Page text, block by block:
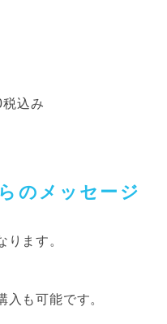
込み
のメッセージ
ます。
も可能です。